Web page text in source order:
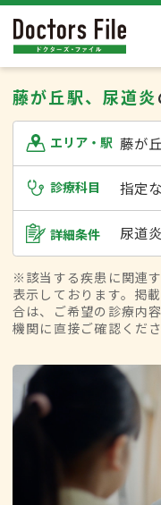
藤が丘駅、尿道炎
エリア・駅 藤が
診療科目 指定
詳細条件 尿道炎
※該当する疾患に関連
表示しております。掲
合は、ご希望の診療内
機関に直接ご確認くださ